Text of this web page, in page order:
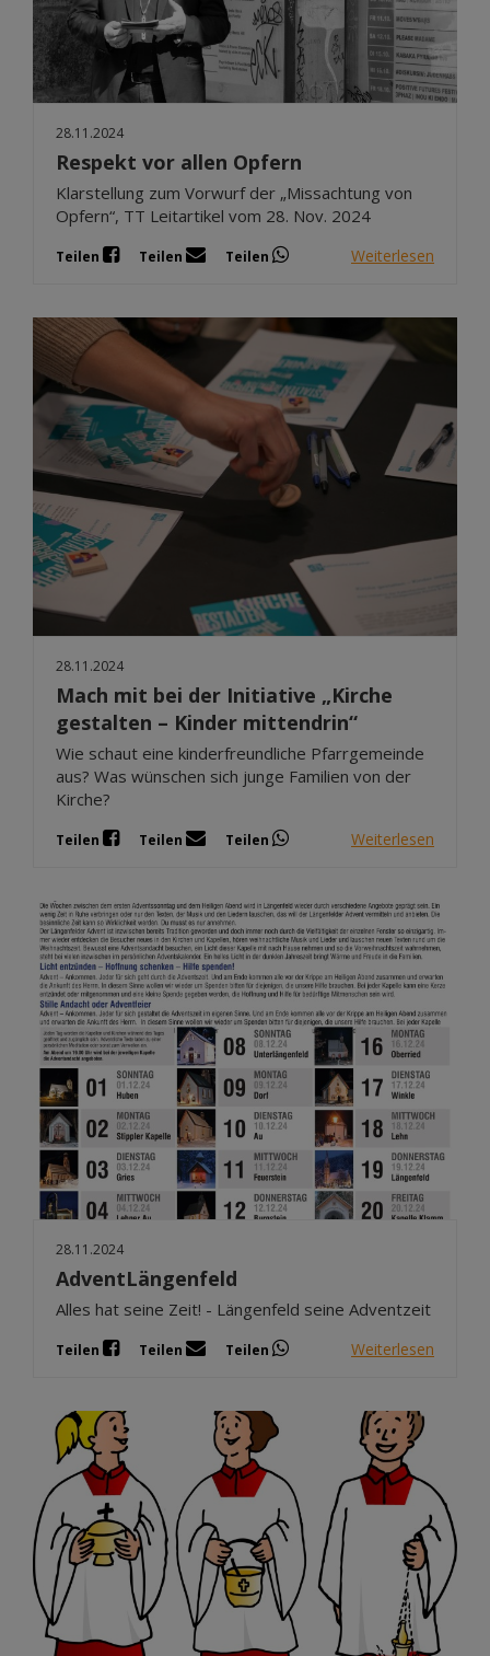
28.11.2024
Respekt vor allen Opfern
Klarstellung zum Vorwurf der „Missachtung von
Opfern“, TT Leitartikel vom 28. Nov. 2024
Teilen Teilen Teilen Weiterlesen
28.11.2024
Mach mit bei der Initiative „Kirche
gestalten – Kinder mittendrin“
Wie schaut eine kinderfreundliche Pfarrgemeinde
aus? Was wünschen sich junge Familien von der
Kirche?
Teilen Teilen Teilen Weiterlesen
28.11.2024
AdventLängenfeld
Alles hat seine Zeit! - Längenfeld seine Adventzeit
Teilen Teilen Teilen Weiterlesen